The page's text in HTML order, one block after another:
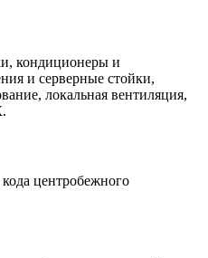
кондиционеры и
и серверные стойки,
локальная вентиляция,